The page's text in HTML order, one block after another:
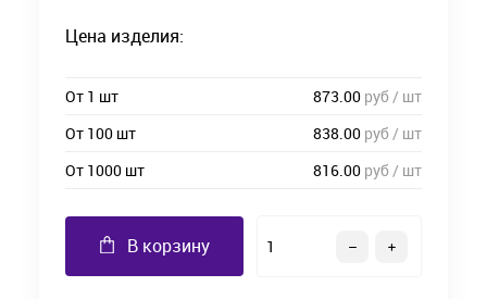
Цена изделия:
От 1 шт 873.00 руб / шт
От 100 шт
838.00 руб / шт
От 1000 шт
816.00 руб / шт
В корзину